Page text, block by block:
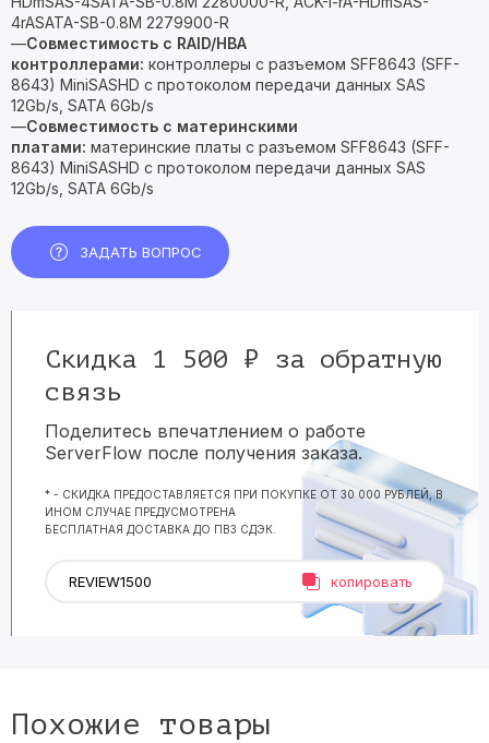
4rASATA-SB-0.8M 2279900-R
—Совместимость с RAID/HBA
контроллерами: контроллеры с разъемом SFF8643 (SFF-
8643) MiniSASHD с протоколом передачи данных SAS
12Gb/s, SATA 6Gb/s
—Совместимость с материнскими
платами: материнские платы с разъемом SFF8643 (SFF-
8643) MiniSASHD с протоколом передачи данных SAS
12Gb/s, SATA 6Gb/s
ЗАДАТЬ ВОПРОС
Скидка 1 500 ₽ за обратную
связь
Поделитесь впечатлением о работе
ServerFlow после получения заказа.
* - СКИДКА ПРЕДОСТАВЛЯЕТСЯ ПРИ ПОКУПКЕ ОТ 30 000 РУБЛЕЙ, В
ИНОМ СЛУЧАЕ ПРЕДУСМОТРЕНА
БЕСПЛАТНАЯ ДОСТАВКА ДО ПВЗ СДЭК.
копировать
Похожие товары